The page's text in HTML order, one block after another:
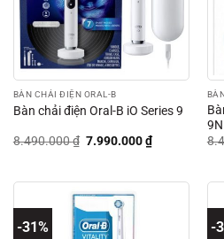
BÀN CHẢI ĐIỆN ORAL-B
Bàn chải điện Oral-B iO Series 9
8.490.000₫ Giá
7.990.000₫Giá
hiện
7.990.000 ₫.
9N
-31% -